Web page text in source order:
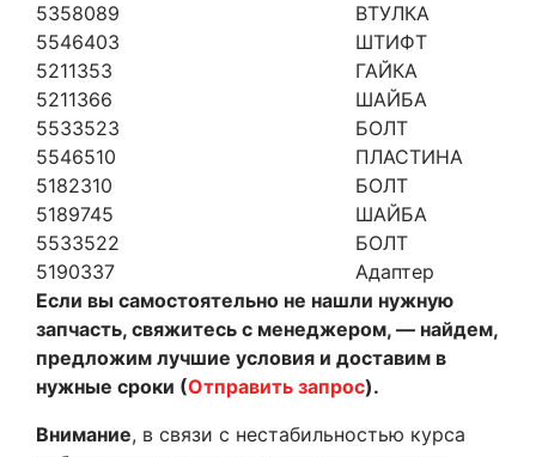
5358089
ВТУЛКА
5546403
ШТИФТ
5211353
ГАЙКА
5211366
ШАЙБА
5533523
БОЛТ
5546510
ПЛАСТИНА
5182310
БОЛТ
5189745
ШАЙБА
5533522
БОЛТ
5190337
Адаптер
Если вы самостоятельно не нашли нужную
запчасть, свяжитесь с менеджером, — найдем,
предложим лучшие условия и доставим в
нужные сроки (Отправить запрос).
Внимание, в связи с нестабильностью курса